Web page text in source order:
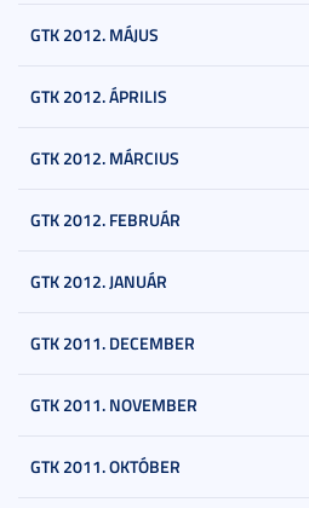
GTK 2012. MÁJUS
GTK 2012. ÁPRILIS
GTK 2012. MÁRCIUS
GTK 2012. FEBRUÁR
GTK 2012. JANUÁR
GTK 2011. DECEMBER
GTK 2011. NOVEMBER
GTK 2011. OKTÓBER